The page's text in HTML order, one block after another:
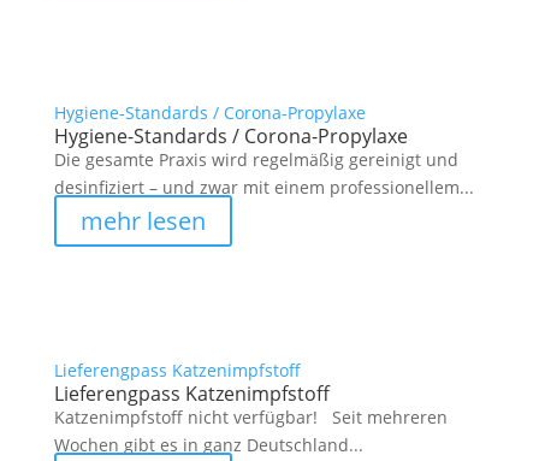
Hygiene-Standards / Corona-Propylaxe
Hygiene-Standards / Corona-Propylaxe
Die gesamte Praxis wird regelmäßig gereinigt und
desinfiziert – und zwar mit einem professionellem...
mehr lesen
Lieferengpass Katzenimpfstoff
Lieferengpass Katzenimpfstoff
Katzenimpfstoff nicht verfügbar! Seit mehreren
Wochen gibt es in ganz Deutschland...